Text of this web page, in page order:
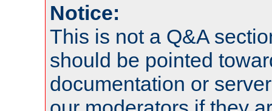
Notice:
This is not a Q&A
should be pointed
documentation or